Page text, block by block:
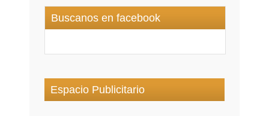
Buscanos en facebook
Espacio Publicitario